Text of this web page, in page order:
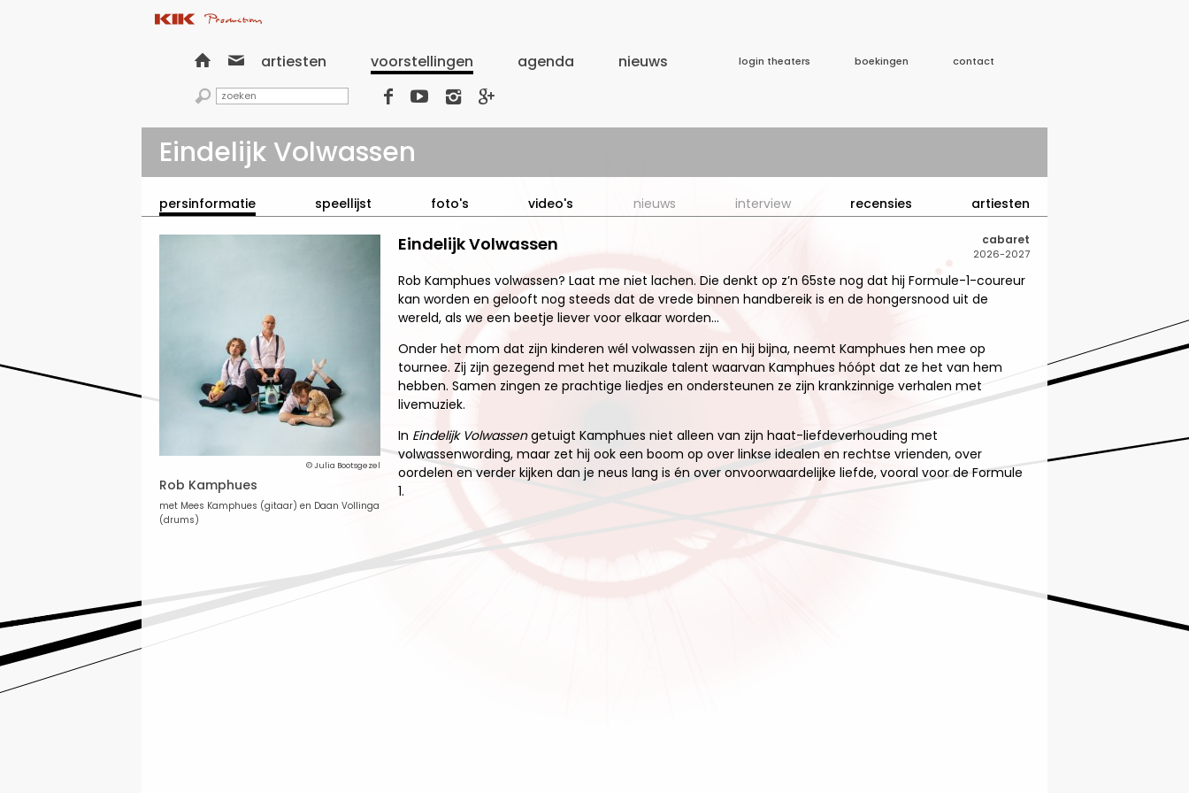
  artiesten voorstellingen agenda nieuws login theaters boekingen contact
    
Eindelijk Volwassen
persinformatie speellijst foto's video's nieuws interview recensies artiesten
© Julia Bootsgezel
Rob Kamphues
met Mees Kamphues (gitaar) en Daan Vollinga
(drums)
cabaret
2026-2027
Eindelijk Volwassen
Rob Kamphues volwassen? Laat me niet lachen. Die denkt op z’n 65ste nog dat hij Formule-1-coureur
kan worden en gelooft nog steeds dat de vrede binnen handbereik is en de hongersnood uit de
wereld, als we een beetje liever voor elkaar worden…
Onder het mom dat zijn kinderen wél volwassen zijn en hij bijna, neemt Kamphues hen mee op
tournee. Zij zijn gezegend met het muzikale talent waarvan Kamphues hóópt dat ze het van hem
hebben. Samen zingen ze prachtige liedjes en ondersteunen ze zijn krankzinnige verhalen met
livemuziek.
In Eindelijk Volwassengetuigt Kamphues niet alleen van zijn haat-liefdeverhouding met
volwassenwording, maar zet hij ook een boom op over linkse idealen en rechtse vrienden, over
oordelen en verder kijken dan je neus lang is én over onvoorwaardelijke liefde, vooral voor de Formule
1.